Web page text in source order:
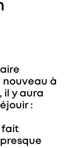
nouveau à
il y aura
:
fait